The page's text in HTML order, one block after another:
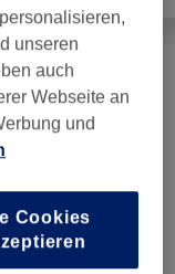
ab 21,25 €
ab 136 €
unseren
auch
Webseite an
und
Cookies